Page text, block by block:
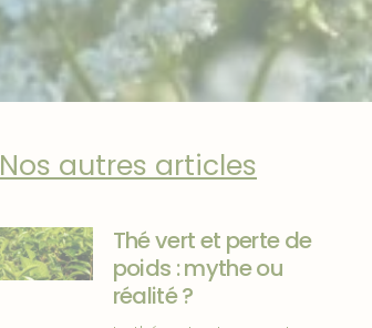
Nos autres articles
Thé vert et perte de
poids : mythe ou
réalité ?